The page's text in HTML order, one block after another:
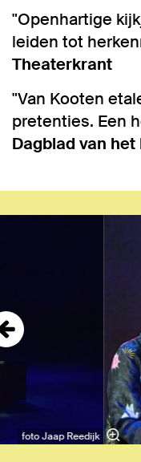
"Openhartige
leiden tot
Theaterkrant
"Van Kooten
pretenties. Een
Dagblad van het
foto Jaap Reedijk